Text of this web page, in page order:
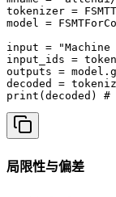
tokenizer =
model =
input =
input_ids =
outputs =
decoded =
局限性与偏差